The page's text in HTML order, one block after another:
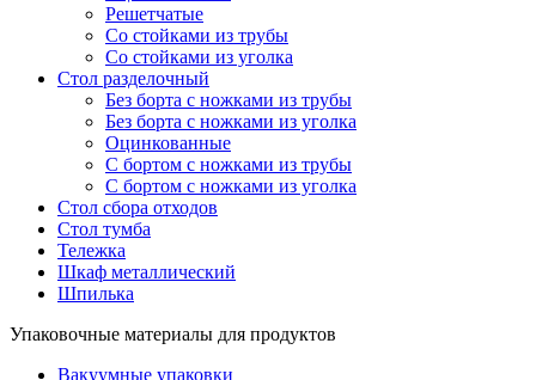
Решетчатые
Со стойками из трубы
Со стойками из уголка
Стол разделочный
Без борта с ножками из трубы
Без борта с ножками из уголка
Оцинкованные
С бортом с ножками из трубы
С бортом с ножками из уголка
Стол сбора отходов
Стол тумба
Тележка
Шкаф металлический
Шпилька
Упаковочные материалы для продуктов
Вакуумные упаковки